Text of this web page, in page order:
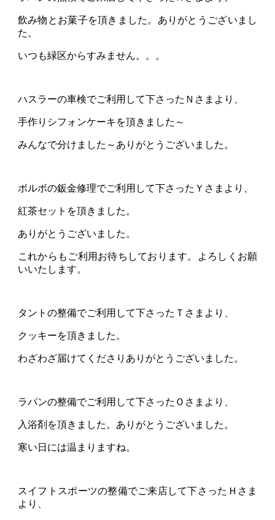
飲み物とお菓子を頂きました。ありがとうございまし
た。
いつも緑区からすみません。。。
ハスラーの車検でご利用して下さったＮさまより、
手作りシフォンケーキを頂きました～
みんなで分けました～ありがとうございました。
ボルボの鈑金修理でご利用して下さったＹさまより、
紅茶セットを頂きました。
ありがとうございました。
これからもご利用お待ちしております。よろしくお願
いいたします。
タントの整備でご利用して下さったＴさまより、
クッキーを頂きました。
わざわざ届けてくださりありがとうございました。
ラパンの整備でご利用して下さったＯさまより、
入浴剤を頂きました。ありがとうございました。
寒い日には温まりますね。
スイフトスポーツの整備でご来店して下さったＨさま
より、